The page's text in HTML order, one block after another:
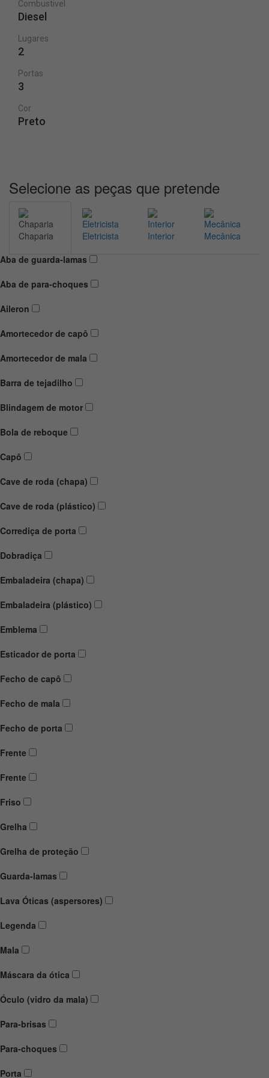
Combustivel
Diesel
Lugares
2
Portas
3
Cor
Preto
Selecione as peças que pretende
Chaparia Eletricista Interior
Mecânica
Aba de guarda-lamas
Aba de para-choques
Aileron
Amortecedor de capô
Amortecedor de mala
Barra de tejadilho
Blindagem de motor
Bola de reboque
Capô
Cave de roda (chapa)
Cave de roda (plástico)
Corrediça de porta
Dobradiça
Embaladeira (chapa)
Embaladeira (plástico)
Emblema
Esticador de porta
Fecho de capô
Fecho de mala
Fecho de porta
Frente
Frente
Friso
Grelha
Grelha de proteção
Guarda-lamas
Lava Óticas (aspersores)
Legenda
Mala
Máscara da ótica
Óculo (vidro da mala)
Para-brisas
Para-choques
Porta